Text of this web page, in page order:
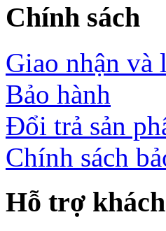
Chính sách
Giao nhận và
Bảo hành
Đổi trả sản
Chính sách
Hỗ trợ